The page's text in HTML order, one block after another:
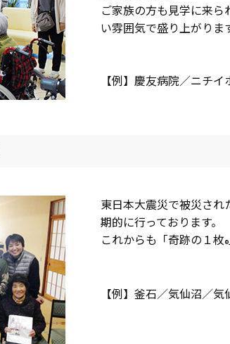
ご家族の方も見学に来
い雰囲気で盛り上がりま
【例】慶友病院／ニチ
東日本大震災で被災さ
期的に行っております。
これからも「奇跡の１枚®
【例】釜石／気仙沼／気